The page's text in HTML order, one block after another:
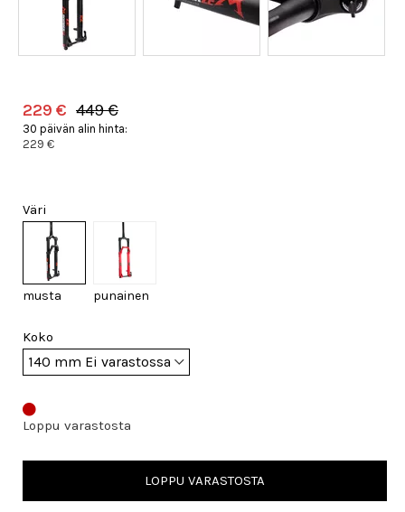
229 € 449 €
30 päivän alin hinta:
229 €
Väri
musta punainen
Koko
Loppu varastosta
LOPPU VARASTOSTA